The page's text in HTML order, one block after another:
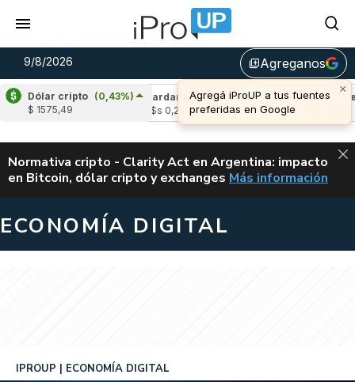
9/8/2026 library_addAgreganos
×
Agregá iProUP a tus fuentes
preferidas en Google
Dólar cripto (0,43%)
$ 1575,49
(0,18%)
Cardano (-1,96%)
u$s 0,20
Avalanche
(-
u$s 6,45
ALERTA
Normativa cripto - Clarity Act en Argentina: impacto
en Bitcoin, dólar cripto y exchanges CLARITY ACT EN
Más información
ECONOMÍA DIGITAL
IPROUP ECONOMÍA DIGITAL